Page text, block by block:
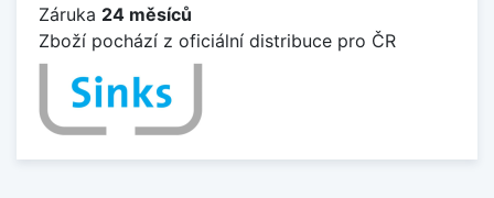
Záruka 24 měsíců
Zboží pochází z oficiální distribuce pro ČR